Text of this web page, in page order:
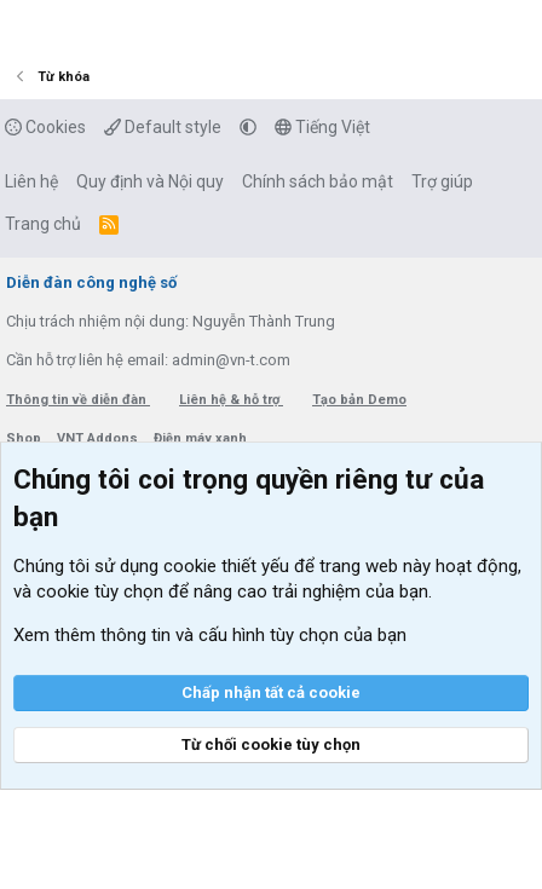
Từ khóa
Cookies Default style Tiếng Việt
Liên hệ Quy định và Nội quy Chính sách bảo mật Trợ giúp
Trang chủ
R
Diễn đàn công nghệ số
Chịu trách nhiệm nội dung: Nguyễn Thành Trung
Cần hỗ trợ liên hệ email: admin@vn-t.com
Thông tin về diễn đàn Liên hệ & hỗ trợ Tạo bản Demo
Shop VNT Addons Điện máy xanh
Menu thành viên
Đăng nhập
Diễn đàn
Kích hoạt Windows/ Office miễn phí
VIP add-ons Xenforo
Khuyến mãi và tài trợ
Chúng tôi coi trọng quyền riêng tư của
bạn
Chúng tôi sử dụng cookie thiết yếu để trang web này hoạt động,
và cookie tùy chọn để nâng cao trải nghiệm của bạn.
Xem thêm thông tin và cấu hình tùy chọn của bạn
Chấp nhận tất cả cookie
Từ chối cookie tùy chọn